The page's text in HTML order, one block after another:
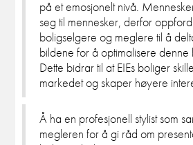
på et emosjonelt nivå.
seg til mennesker, derfor
boligselgere og meglere til å
bildene for å optimalisere denne
Dette bidrar til at EIEs boliger
markedet og skaper høyere
Å ha en profesjonell stylist som
megleren for å gi råd om